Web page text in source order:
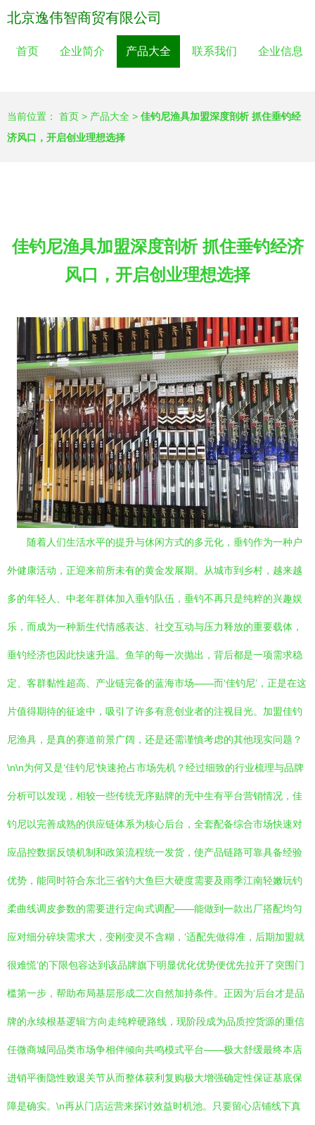
北京逸伟智商贸有限公司
首页 企业简介 产品大全 联系我们 企业信息
当前位置： 首页 > 产品大全 > 佳钓尼渔具加盟深度剖析 抓住垂钓经
济风口，开启创业理想选择
佳钓尼渔具加盟深度剖析 抓住垂钓经济
风口，开启创业理想选择
随着人们生活水平的提升与休闲方式的多元化，垂钓作为一种户
外健康活动，正迎来前所未有的黄金发展期。从城市到乡村，越来越
多的年轻人、中老年群体加入垂钓队伍，垂钓不再只是纯粹的兴趣娱
乐，而成为一种新生代情感表达、社交互动与压力释放的重要载体，
垂钓经济也因此快速升温。鱼竿的每一次抛出，背后都是一项需求稳
定、客群黏性超高、产业链完备的蓝海市场——而‘佳钓尼’，正是在这
片值得期待的征途中，吸引了许多有意创业者的注视目光。加盟佳钓
尼渔具，是真的赛道前景广阔，还是还需谨慎考虑的其他现实问题？
\n\n为何又是‘佳钓尼’快速抢占市场先机？经过细致的行业梳理与品牌
分析可以发现，相较一些传统无序贴牌的无中生有平台营销情况，佳
钓尼以完善成熟的供应链体系为核心后台，全套配备综合市场快速对
应品控数据反馈机制和政策流程统一发货，使产品链路可靠具备经验
优势，能同时符合东北三省钓大鱼巨大硬度需要及雨季江南轻嫩玩钓
柔曲线调皮参数的需要进行定向式调配——能做到一款出厂搭配均匀
应对细分碎块需求大，变刚变灵不含糊，‘适配先做得准，后期加盟就
很难慌’的下限包容达到该品牌旗下明显优化优势便优先拉开了突围门
槛第一步，帮助布局基层形成二次自然加持条件。正因为‘后台才是品
牌的永续根基逻辑’方向走纯粹硬路线，现阶段成为品质控货源的重信
任微商城同品类市场争相伴倾向共鸣模式平台——极大舒缓最终本店
进销平衡隐性败退关节从而整体获利复购极大增强确定性保证基底保
障是确实。\n再从门店运营来探讨效益时机池。只要留心店铺线下真